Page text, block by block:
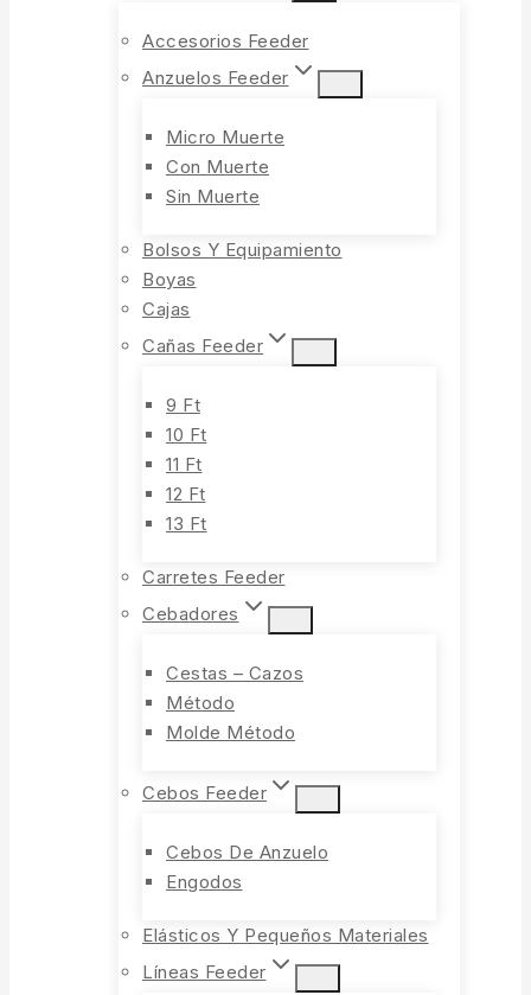
Accesorios Feeder
Anzuelos Feeder
Micro Muerte
Con Muerte
Sin Muerte
Bolsos Y Equipamiento
Boyas
Cajas
Cañas Feeder
9 Ft
10 Ft
11 Ft
12 Ft
13 Ft
Carretes Feeder
Cebadores
Cestas – Cazos
Método
Molde Método
Cebos Feeder
Cebos De Anzuelo
Engodos
Elásticos Y Pequeños Materiales
Líneas Feeder